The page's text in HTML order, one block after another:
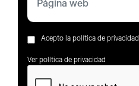
Acepto la política de privacidad
Ver política de privacidad